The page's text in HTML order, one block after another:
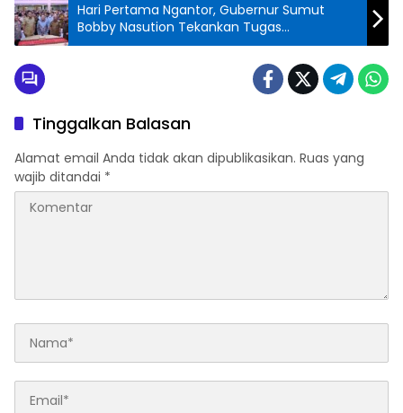
Hari Pertama Ngantor, Gubernur Sumut
Bobby Nasution Tekankan Tugas
Pemerintah Melayani Masyarakat
Tinggalkan Balasan
Alamat email Anda tidak akan dipublikasikan. Ruas yang
wajib ditandai *